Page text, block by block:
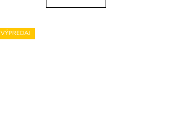
VÝPREDAJ